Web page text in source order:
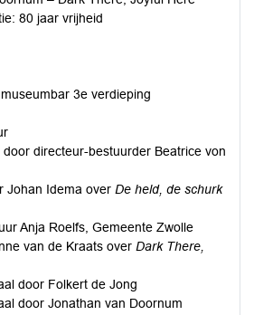
80 jaar vrijheid
3e verdieping
directeur-bestuurder Beatrice von
Johan Idema over De held, de schurk
Anja Roelfs, Gemeente Zwolle
van de Kraats over Dark There,
door Folkert de Jong
door Jonathan van Doornum